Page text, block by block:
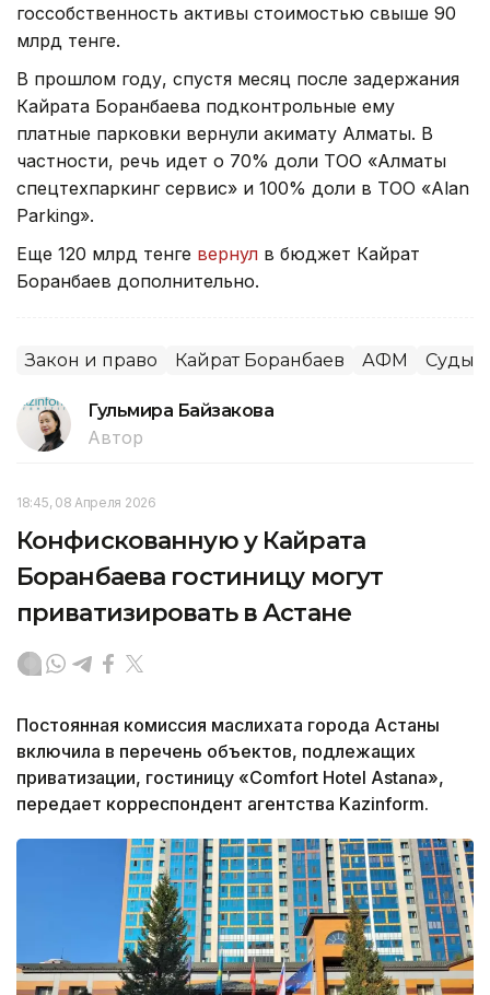
госсобственность активы стоимостью свыше 90
млрд тенге.
В прошлом году, спустя месяц после задержания
Кайрата Боранбаева подконтрольные ему
платные парковки вернули акимату Алматы. В
частности, речь идет о 70% доли ТОО «Алматы
спецтехпаркинг сервис» и 100% доли в ТОО «Alan
Parking».
Еще 120 млрд тенге вернул в бюджет Кайрат
Боранбаев дополнительно.
Закон и право Кайрат Боранбаев АФМ Суды
Гульмира Байзакова
Автор
18:45, 08 Апреля 2026
Конфискованную у Кайрата
Боранбаева гостиницу могут
приватизировать в Астане
Постоянная комиссия маслихата города Астаны
включила в перечень объектов, подлежащих
приватизации, гостиницу «Comfort Hotel Astana»,
передает корреспондент агентства Kazinform.